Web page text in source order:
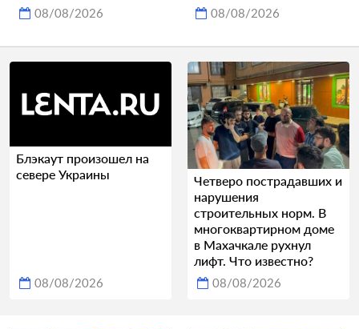
08/08/2026 08/08/2026
Блэкаут произошел на
севере Украины
08/08/2026
Четверо пострадавших и
нарушения
строительных норм. В
многоквартирном доме
в Махачкале рухнул
лифт. Что известно?
08/08/2026